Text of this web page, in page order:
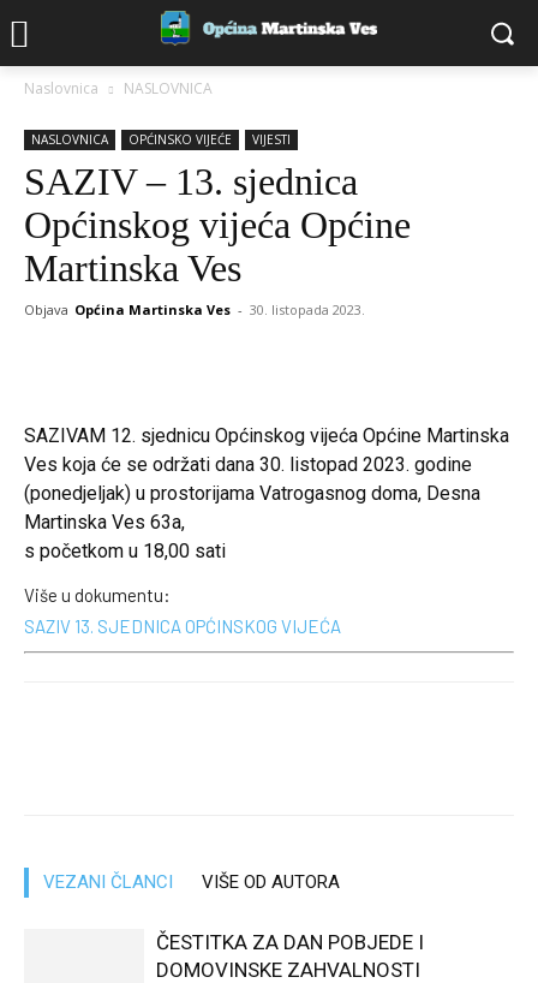
Naslovnica NASLOVNICA
NASLOVNICA OPĆINSKO VIJEĆE VIJESTI
SAZIV – 13. sjednica
Općinskog vijeća Općine
Martinska Ves
Objava Općina Martinska Ves - 30. listopada 2023.
SAZIVAM 12. sjednicu Općinskog vijeća Općine Martinska
Ves koja će se održati dana 30. listopad 2023. godine
(ponedjeljak) u prostorijama Vatrogasnog doma, Desna
Martinska Ves 63a,
s početkom u 18,00 sati
Više u dokumentu:
SAZIV 13. SJEDNICA OPĆINSKOG VIJEĆA
VEZANI ČLANCI VIŠE OD AUTORA
ČESTITKA ZA DAN POBJEDE I
DOMOVINSKE ZAHVALNOSTI